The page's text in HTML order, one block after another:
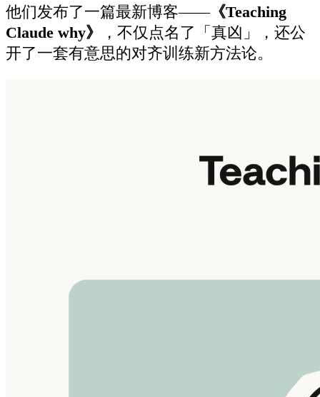
他们发布了一篇最新博客——《Teaching
Claude why》
，不仅点名了「真凶」，还公
开了一套有意思的对齐训练新方法论。